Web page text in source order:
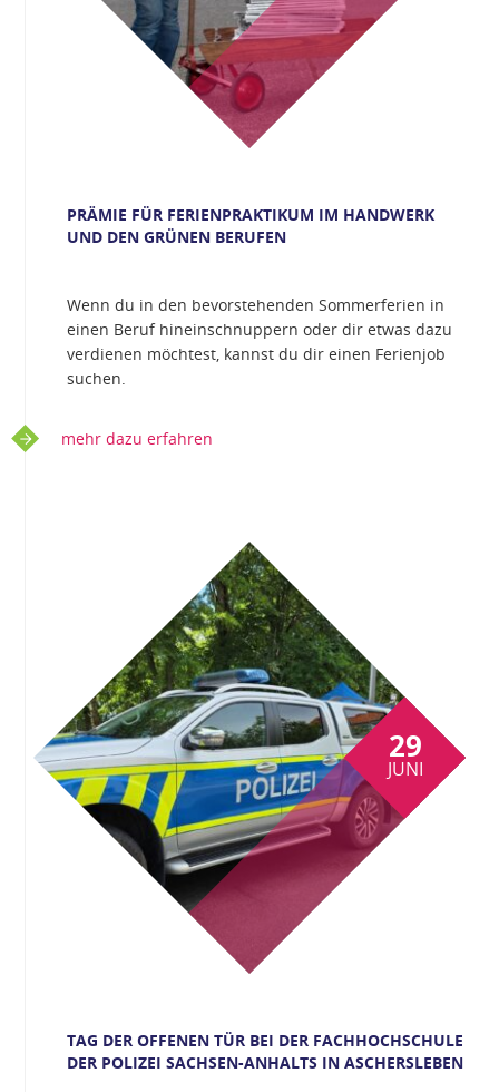
PRÄMIE FÜR FERIENPRAKTIKUM IM HANDWERK
UND DEN GRÜNEN BERUFEN
Wenn du in den bevorstehenden Sommerferien in
einen Beruf hineinschnuppern oder dir etwas dazu
verdienen möchtest, kannst du dir einen Ferienjob
suchen.
mehr dazu erfahren
29
JUNI
TAG DER OFFENEN TÜR BEI DER FACHHOCHSCHULE
DER POLIZEI SACHSEN-ANHALTS IN ASCHERSLEBEN